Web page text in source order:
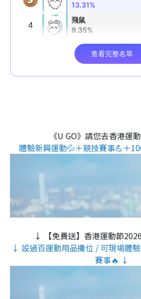
《U GO》請您去香港運
體驗新興運動💦＋競技賽事💪＋
↓ 【免費送】香港運動節
↓ 設過百運動用品攤位 / 可現場體
賽事🔥 ↓